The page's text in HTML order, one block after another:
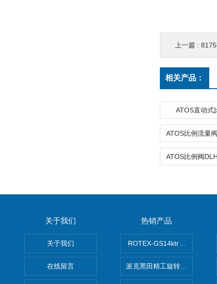
上一篇 :
相关产品：
ATOS直动式
关于我们
关于我们
在线留言
热销产品
ROTEX-GS14ktr梅花连轴器
派克黑田精工旋转气缸